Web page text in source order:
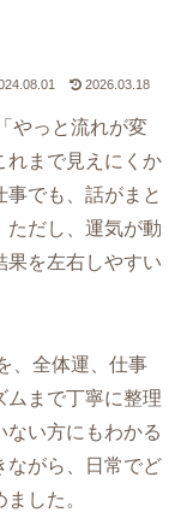
2026.03.18
やっと流れが変
れまで見えにくか
でも、話がまと
ただし、運気が動
果を左右しやすい
、全体運、仕事
ムまで丁寧に整理
ない方にもわかる
ながら、日常でど
した。